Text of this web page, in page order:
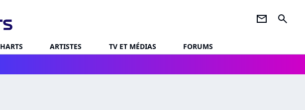
newsletter search
ARTISTES TV ET MÉDIAS
FORUMS